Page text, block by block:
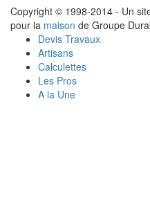
Copyright © 1998-2014 - Un
pour la maison de Groupe
Devis Travaux
Artisans
Calculettes
Les Pros
A la Une